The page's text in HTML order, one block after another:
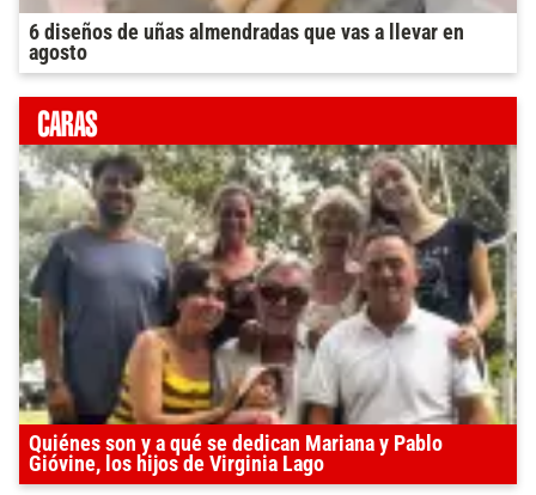
6 diseños de uñas almendradas que vas a llevar en
agosto
Quiénes son y a qué se dedican Mariana y Pablo
Gióvine, los hijos de Virginia Lago